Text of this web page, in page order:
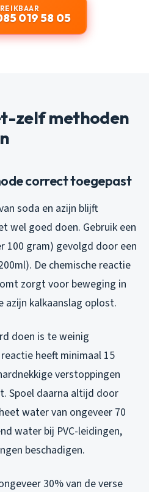
019 58 05
zelf methoden
correct toegepast
soda en azijn blijft
wel goed doen. Gebruik een
100 gram) gevolgd door een
De chemische reactie
zorgt voor beweging in
kalkaanslag oplost.
doen is te weinig
heeft minimaal 15
verstoppingen
Spoel daarna altijd door
water van ongeveer 70
water bij PVC-leidingen,
beschadigen.
30% van de verse